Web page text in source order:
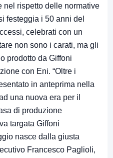
nel rispetto delle normative
festeggia i 50 anni del
celebrati con un
non sono i carati, ma gli
prodotto da Giffoni
con Eni. “Oltre i
in anteprima nella
una nuova era per il
di produzione
targata Giffoni
nasce dalla giusta
Francesco Paglioli,